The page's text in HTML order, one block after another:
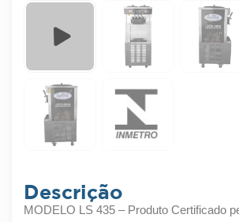
Descrição
MODELO LS 435 – Produto Certificado